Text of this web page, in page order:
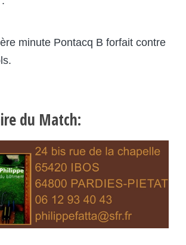
minute Pontacq B forfait contre
du Match: